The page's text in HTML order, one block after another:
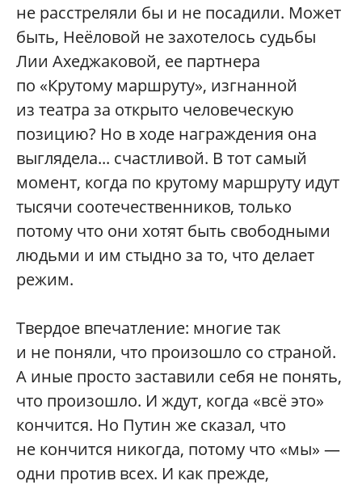
не расстреляли бы и не посадили. Может
быть, Неёловой не захотелось судьбы
Лии Ахеджаковой, ее партнера
по «Крутому маршруту», изгнанной
из театра за открыто человеческую
позицию? Но в ходе награждения она
выглядела... счастливой. В тот самый
момент, когда по крутому маршруту идут
тысячи соотечественников, только
потому что они хотят быть свободными
людьми и им стыдно за то, что делает
режим.
Твердое впечатление: многие так
и не поняли, что произошло со страной.
А иные просто заставили себя не понять,
что произошло. И ждут, когда «всё это»
кончится. Но Путин же сказал, что
не кончится никогда, потому что «мы» —
одни против всех. И как прежде,